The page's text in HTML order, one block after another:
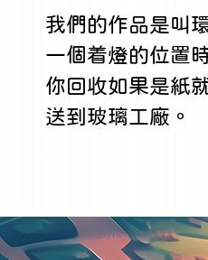
我們的作品是叫
一個着燈的位置
你回收如果是紙
送到玻璃工廠。